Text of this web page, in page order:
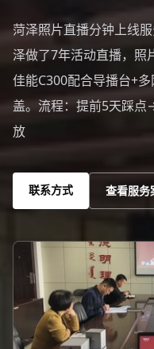
菏泽照片直播分钟上线
泽做了7年活动直播，照
佳能C300配合导播台+
盖。流程：提前5天踩
放
联系方式 查看服务